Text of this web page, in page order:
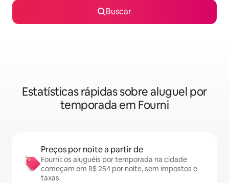
Buscar
Estatísticas rápidas sobre aluguel por
temporada em Fourni
Preços por noite a partir de
Fourni: os aluguéis por temporada na cidade
começam em R$ 254 por noite, sem impostos e
taxas